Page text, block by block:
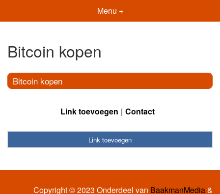
Menu +
Bitcoin kopen
Bitcoin kopen
Link toevoegen Contact
Link toevoegen
Copyright © 2023 Onderdeel van BaakmanMedia&